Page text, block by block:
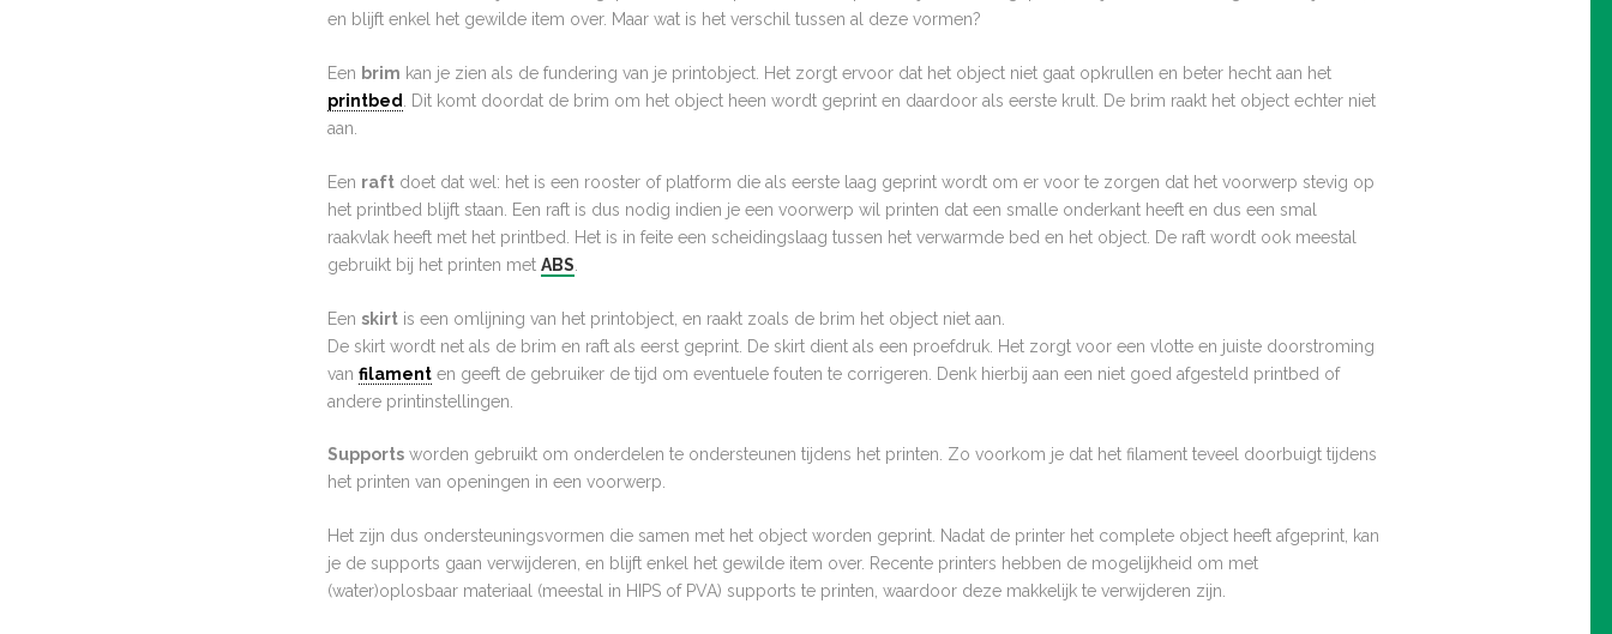
en blijft enkel het gewilde item over. Maar wat is het verschil tussen al deze vormen?
Een brim kan je zien als de fundering van je printobject. Het zorgt ervoor dat het object niet gaat opkrullen en beter hecht aan het
printbed
. Dit komt doordat de brim om het object heen wordt geprint en daardoor als eerste krult. De brim raakt het object echter niet
aan.
Een raftdoet dat wel: het is een rooster of platform die als eerste laag geprint wordt om er voor te zorgen dat het voorwerp stevig op
het printbed blijft staan. Een raft is dus nodig indien je een voorwerp wil printen dat een smalle onderkant heeft en dus een smal
raakvlak heeft met het printbed. Het is in feite een scheidingslaag tussen het verwarmde bed en het object. De raft wordt ook meestal
gebruikt bij het printen met ABS
Een skirtis een omlijning van het printobject, en raakt zoals de brim het object niet aan.
De skirt wordt net als de brim en raft als eerst geprint. De skirt dient als een proefdruk. Het zorgt voor een vlotte en juiste doorstroming
van filamenten geeft de gebruiker de tijd om eventuele fouten te corrigeren. Denk hierbij aan een niet goed afgesteld printbed of
andere printinstellingen.
Supportsworden gebruikt om onderdelen te ondersteunen tijdens het printen. Zo voorkom je dat het filament teveel doorbuigt tijdens
het printen van openingen in een voorwerp.
Het zijn dus ondersteuningsvormen die samen met het object worden geprint. Nadat de printer het complete object heeft afgeprint, kan
je de supports gaan verwijderen, en blijft enkel het gewilde item over. Recente printers hebben de mogelijkheid om met
(water)oplosbaar materiaal (meestal in HIPS of PVA) supports te printen, waardoor deze makkelijk te verwijderen zijn.